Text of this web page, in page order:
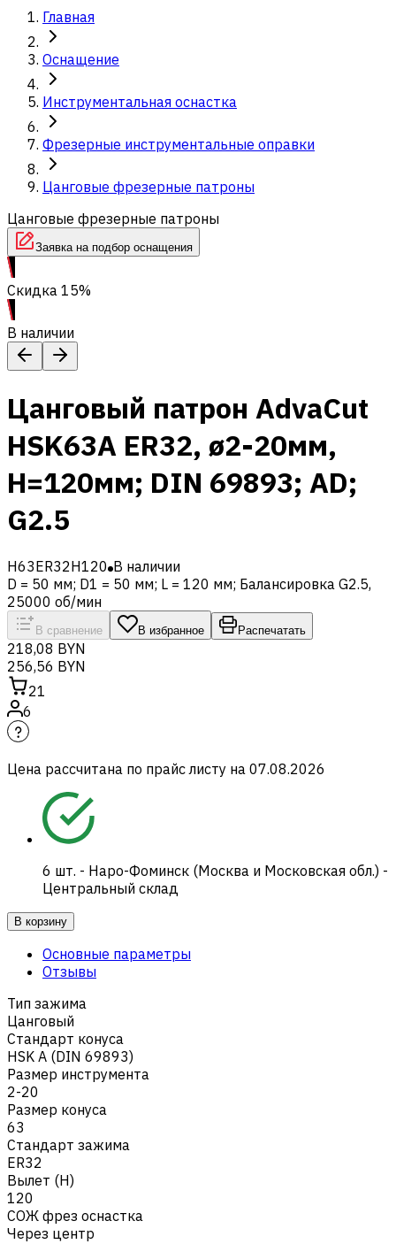
Главная
Оснащение
Инструментальная оснастка
Фрезерные инструментальные оправки
Цанговые фрезерные патроны
Цанговые фрезерные патроны
Заявка на подбор оснащения
Скидка 15%
В наличии
Цанговый патрон AdvaCut
HSK63A ER32, ø2-20мм,
H=120мм; DIN 69893; AD;
G2.5
H63ER32H120 В наличии
D = 50 мм; D1 = 50 мм; L = 120 мм; Балансировка G2.5,
25000 об/мин
В сравнение В избранное Распечатать
218,08 BYN
256,56 BYN
21
6
Цена рассчитана по прайс листу на 07.08.2026
6 шт. - Наро-Фоминск (Москва и Московская обл.) -
Центральный склад
В корзину
Основные параметры
Отзывы
Тип зажима
Цанговый
Стандарт конуса
HSK A (DIN 69893)
Размер инструмента
2-20
Размер конуса
63
Стандарт зажима
ER32
Вылет (H)
120
СОЖ фрез оснастка
Через центр